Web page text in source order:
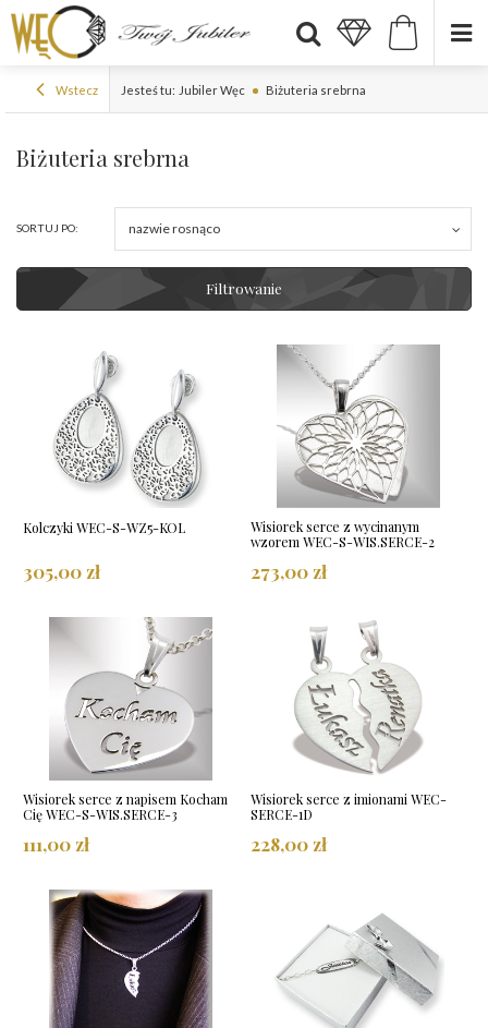
Wstecz Jesteś tu: Jubiler Węc Biżuteria srebrna
Biżuteria srebrna
SORTUJ PO: nazwie rosnąco
Filtrowanie
Kolczyki WEC-S-WZ5-KOL
305,00 zł
Wisiorek serce z wycinanym
wzorem WEC-S-WIS.SERCE-2
273,00 zł
Wisiorek serce z napisem Kocham
Cię WEC-S-WIS.SERCE-3
111,00 zł
Wisiorek serce z imionami WEC-
SERCE-1D
228,00 zł